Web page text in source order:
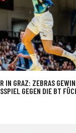
IN GRAZ: ZEBRAS
GEGEN DIE BT